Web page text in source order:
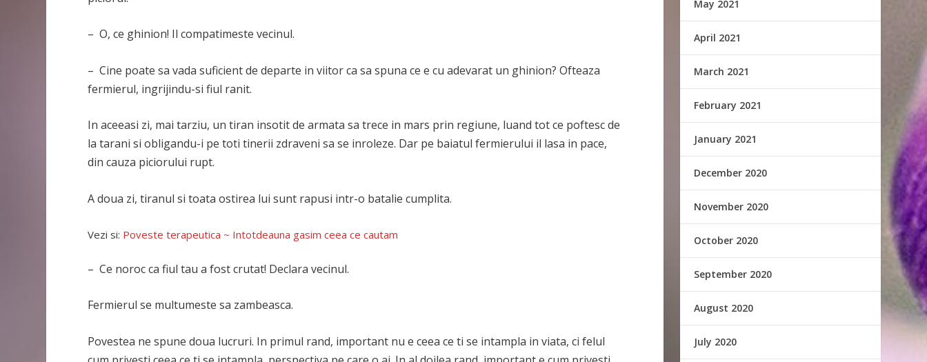
– O, ce ghinion! Il compatimeste vecinul.
– Cine poate sa vada suficient de departe in viitor ca sa spuna ce e cu adevarat un ghinion? Ofteaza
fermierul, ingrijindu-si fiul ranit.
In aceeasi zi, mai tarziu, un tiran insotit de armata sa trece in mars prin regiune, luand tot ce poftesc de
la tarani si obligandu-i pe toti tinerii zdraveni sa se inroleze. Dar pe baiatul fermierului il lasa in pace,
din cauza piciorului rupt.
A doua zi, tiranul si toata ostirea lui sunt rapusi intr-o batalie cumplita.
Vezi si: Poveste terapeutica ~ Intotdeauna gasim ceea ce cautam
– Ce noroc ca fiul tau a fost crutat! Declara vecinul.
Fermierul se multumeste sa zambeasca.
Povestea ne spune doua lucruri. In primul rand, important nu e ceea ce ti se intampla in viata, ci felul
May 2021
April 2021
March 2021
February 2021
January 2021
December 2020
November 2020
October 2020
September 2020
August 2020
July 2020